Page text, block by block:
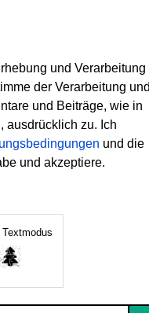
und Verarbeitung
der Verarbeitung und
und Beiträge, wie in
ausdrücklich zu. Ich
und die
und akzeptiere.